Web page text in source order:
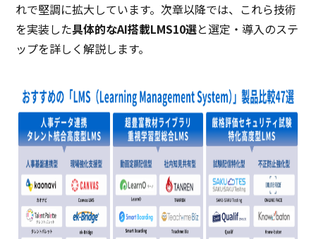
れで堅調に拡大しています。次章以降では、これら技術
を実装した具体的なAI搭載LMS10選と選定・導入のステ
ップを詳しく解説します。